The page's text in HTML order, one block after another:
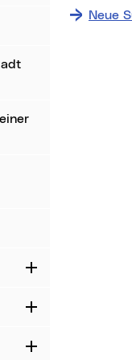
Aufklappen
Aufklappen
Aufklappen
Neue